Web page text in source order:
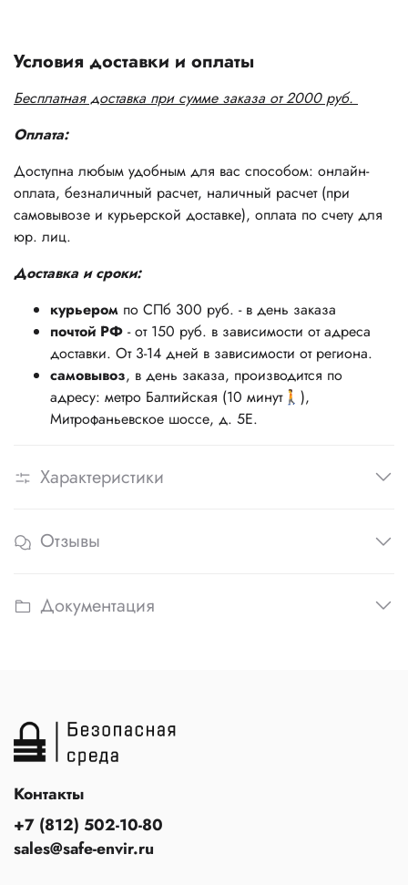
Условия доставки и оплаты
Бесплатная доставка при сумме заказа от 2000 руб.
Оплата:
Доступна любым удобным для вас способом: онлайн-
оплата, безналичный расчет, наличный расчет (при
самовывозе и курьерской доставке), оплата по счету для
юр. лиц.
Доставка и сроки:
курьером по СПб 300 руб. - в день заказа
почтой РФ - от 150 руб. в зависимости от адреса
доставки. От 3-14 дней в зависимости от региона.
самовывоз, в день заказа, производится по
адресу: метро Балтийская (10 минут🚶),
Митрофаньевское шоссе, д. 5Е.
Характеристики
Отзывы
Документация
Контакты
+7 (812) 502-10-80
sales@safe-envir.ru